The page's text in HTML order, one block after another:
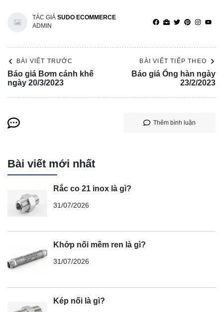
TÁC GIẢ SUDO ECOMMERCE
ADMIN
BÀI VIẾT TRƯỚC
Báo giá Bơm cánh khế
ngày 20/3/2023
BÀI VIẾT TIẾP THEO
Báo giá Ống hàn ngày
23/2/2023
Thêm bình luận
Bài viết mới nhất
Rắc co 21 inox là gì?
31/07/2026
Khớp nối mềm ren là gì?
31/07/2026
Kép nối là gì?